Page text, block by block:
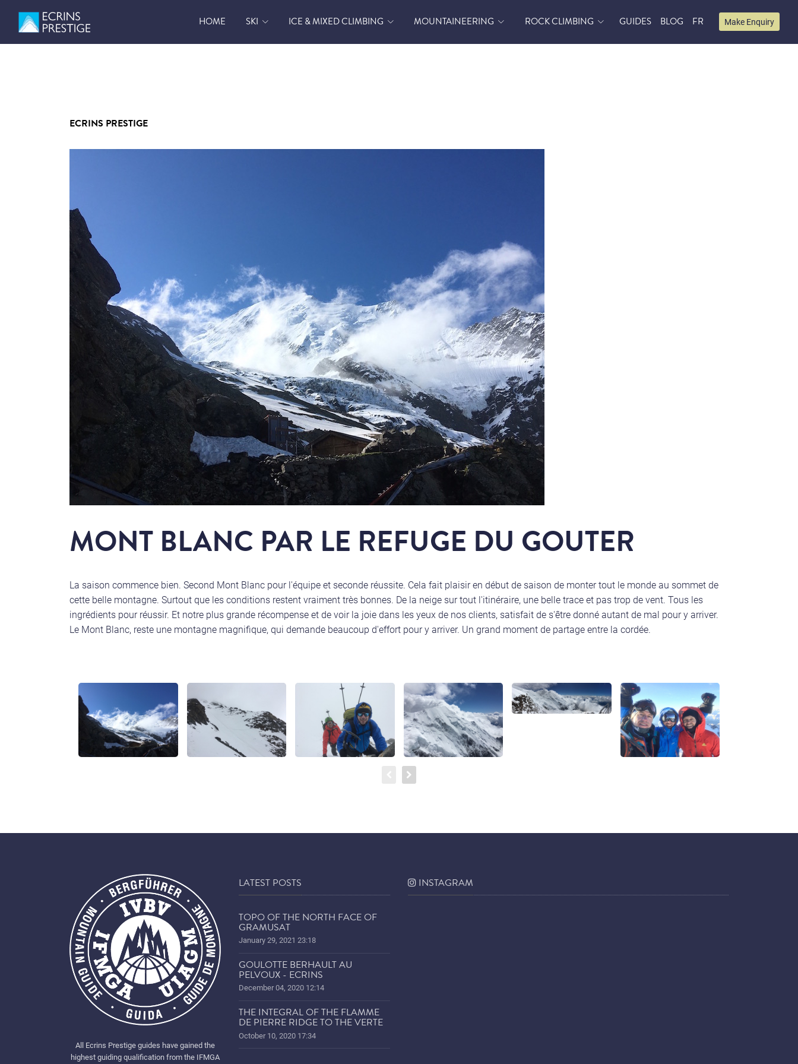
HOME SKI ICE & MIXED CLIMBING MOUNTAINEERING ROCK CLIMBING GUIDES BLOG FR Make Enquiry
ECRINS PRESTIGE
MONT BLANC PAR LE REFUGE DU GOUTER
La saison commence bien. Second Mont Blanc pour l'équipe et seconde réussite. Cela fait plaisir en début de saison de monter tout le monde au sommet de
cette belle montagne. Surtout que les conditions restent vraiment très bonnes. De la neige sur tout l'itinéraire, une belle trace et pas trop de vent. Tous les
ingrédients pour réussir. Et notre plus grande récompense et de voir la joie dans les yeux de nos clients, satisfait de s'être donné autant de mal pour y arriver.
Le Mont Blanc, reste une montagne magnifique, qui demande beaucoup d'effort pour y arriver. Un grand moment de partage entre la cordée.
All Ecrins Prestige guides have gained the
highest guiding qualification from the IFMGA
LATEST POSTS
TOPO OF THE NORTH FACE OF
GRAMUSAT
January 29, 2021 23:18
GOULOTTE BERHAULT AU
PELVOUX - ECRINS
December 04, 2020 12:14
THE INTEGRAL OF THE FLAMME
DE PIERRE RIDGE TO THE VERTE
October 10, 2020 17:34
INSTAGRAM